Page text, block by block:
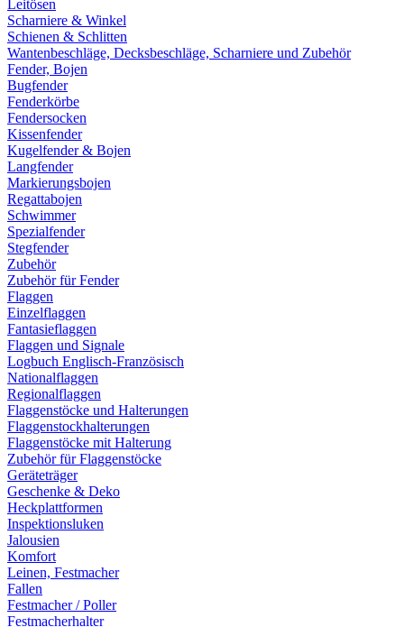
Leitösen
Scharniere & Winkel
Schienen & Schlitten
Wantenbeschläge, Decksbeschläge, Scharniere und Zubehör
Fender, Bojen
Bugfender
Fenderkörbe
Fendersocken
Kissenfender
Kugelfender & Bojen
Langfender
Markierungsbojen
Regattabojen
Schwimmer
Spezialfender
Stegfender
Zubehör
Zubehör für Fender
Flaggen
Einzelflaggen
Fantasieflaggen
Flaggen und Signale
Logbuch Englisch-Französisch
Nationalflaggen
Regionalflaggen
Flaggenstöcke und Halterungen
Flaggenstockhalterungen
Flaggenstöcke mit Halterung
Zubehör für Flaggenstöcke
Geräteträger
Geschenke & Deko
Heckplattformen
Inspektionsluken
Jalousien
Komfort
Leinen, Festmacher
Fallen
Festmacher / Poller
Festmacherhalter